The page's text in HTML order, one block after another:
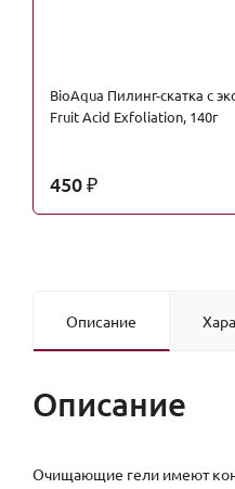
BioAqua Пилинг-скатка с
Fruit Acid Exfoliation, 140г
450 ₽
Описание
Описание
Очищающие гели имеют